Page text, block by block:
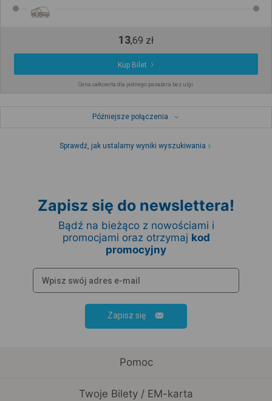
13,69 zł
Kup Bilet
Cena całkowita dla jednego pasażera bez ulgi
Późniejsze połączenia
Sprawdź, jak ustalamy wyniki wyszukiwania
Zapisz się do newslettera!
Bądź na bieżąco z nowościami i
promocjami oraz otrzymaj kod
promocyjny
Zapisz się
Pomoc
Twoje Bilety / EM-karta